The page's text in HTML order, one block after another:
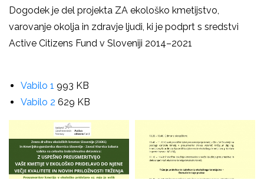
Dogodek je del projekta ZA ekološko kmetijstvo,
varovanje okolja in zdravje ljudi, ki je podprt s sredstvi
Active Citizens Fund v Sloveniji 2014–2021
Vabilo 1 993 KB
Vabilo 2 629 KB